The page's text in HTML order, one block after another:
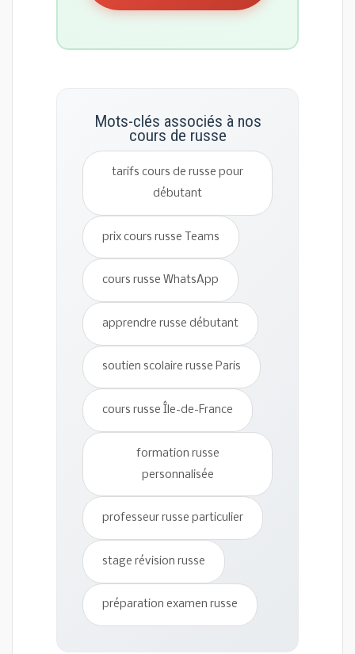
Mots-clés associés à nos
cours de russe
tarifs cours de russe pour
débutant
prix cours russe Teams
cours russe WhatsApp
apprendre russe débutant
soutien scolaire russe Paris
cours russe Île-de-France
formation russe
personnalisée
professeur russe particulier
stage révision russe
préparation examen russe